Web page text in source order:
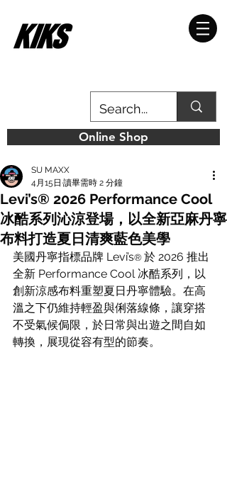
Online Shop
Levi’s® 2026 Performance Cool
冰酷系列沁涼登場，以全新亞麻丹寧
布料打造夏日清爽藍色美學
SU MAXX
4月15日 讀畢需時 2 分鐘
美國丹寧指標品牌 Levi’s® 於 2026 推出
全新 Performance Cool 冰酷系列，以
創新涼感布料重塑夏日丹寧體驗。在高
溫之下仍維持輕盈與俐落線條，讓穿搭
不受氣候侷限，於日常與出遊之間自如
轉換，展現從容有型的節奏。